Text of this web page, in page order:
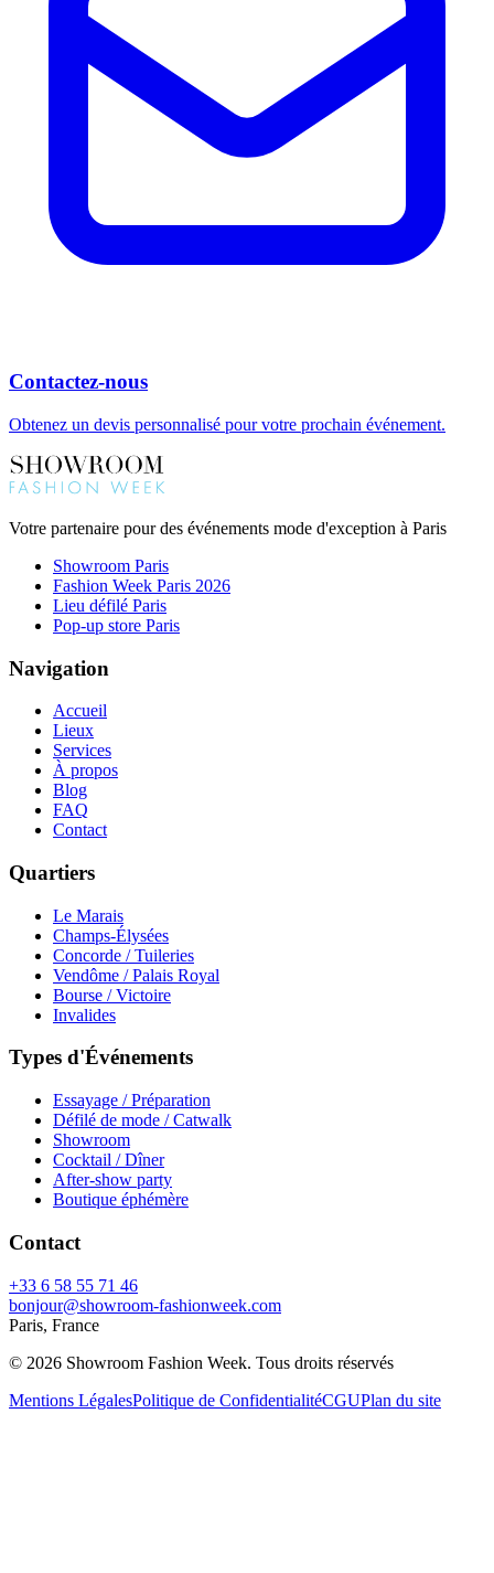
Contactez-nous
Obtenez un devis personnalisé pour votre prochain événement.
Votre partenaire pour des événements mode d'exception à Paris
Showroom Paris
Fashion Week Paris 2026
Lieu défilé Paris
Pop-up store Paris
Navigation
Accueil
Lieux
Services
À propos
Blog
FAQ
Contact
Quartiers
Le Marais
Champs-Élysées
Concorde / Tuileries
Vendôme / Palais Royal
Bourse / Victoire
Invalides
Types d'Événements
Essayage / Préparation
Défilé de mode / Catwalk
Showroom
Cocktail / Dîner
After-show party
Boutique éphémère
Contact
+33 6 58 55 71 46
bonjour@showroom-fashionweek.com
Paris, France
© 2026 Showroom Fashion Week. Tous droits réservés
Mentions LégalesPolitique de ConfidentialitéCGUPlan du site